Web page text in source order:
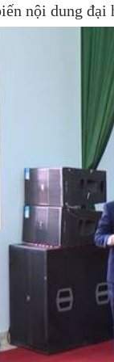
nội dung đại